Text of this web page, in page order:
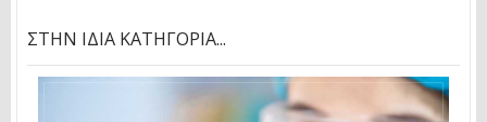
ΣΤΗΝ ΊΔΙΑ ΚΑΤΗΓΟΡΊΑ...